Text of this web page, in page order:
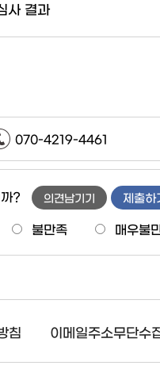
사 결과
070-4219-4461
?
불만족 매우불
의견남기기 제출하
침 이메일주소무단수